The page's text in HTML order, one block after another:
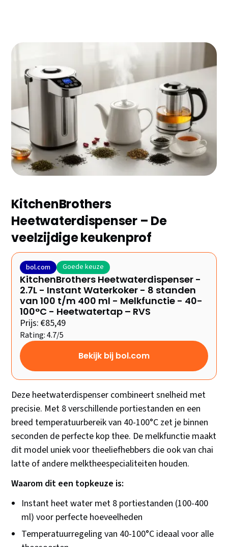
Zoek je de beste theemaker zonder eindeloos te
vergelijken? Wij hebben de 10 topmodellen van 2026
voor je geselecteerd en de belangrijkste plus- en
minpunten op een rij gezet. Van budgetvriendelijke
heetwaterdispensers tot luxe theemachines met UV-
technologie – ontdek snel welke het beste bij jouw
theedrinkritme past.
KitchenBrothers
Heetwaterdispenser – De
veelzijdige keukenprof
bol.com Goede keuze
KitchenBrothers Heetwaterdispenser -
2.7L - Instant Waterkoker - 8 standen
van 100 t/m 400 ml - Melkfunctie - 40-
100°C - Heetwatertap – RVS
Prijs: €85,49
Rating: 4.7/5
Bekijk bij bol.com
Deze heetwaterdispenser combineert snelheid met
precisie. Met 8 verschillende portiestanden en een
breed temperatuurbereik van 40-100°C zet je binnen
seconden de perfecte kop thee. De melkfunctie maakt
dit model uniek voor theeliefhebbers die ook van chai
latte of andere melktheespecialiteiten houden.
Waarom dit een topkeuze is:
Instant heet water met 8 portiestanden (100-400
ml) voor perfecte hoeveelheden
Temperatuurregeling van 40-100°C ideaal voor alle